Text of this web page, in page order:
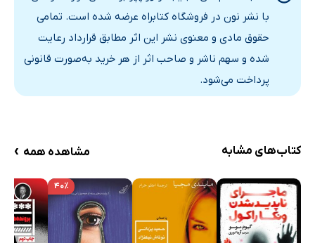
یاد دوستان
سفر بعدی
با نشر نون در فروشگاه کتابراه عرضه شده است. تمامی
حقوق مادی و معنوی نشر این اثر مطابق قرارداد رعایت
شده و سهم ناشر و صاحب اثر از هر خرید به‌صورت قانونی
پرداخت می‌شود.
کتاب‌های مشابه مشاهده همه ›
۴۰٪